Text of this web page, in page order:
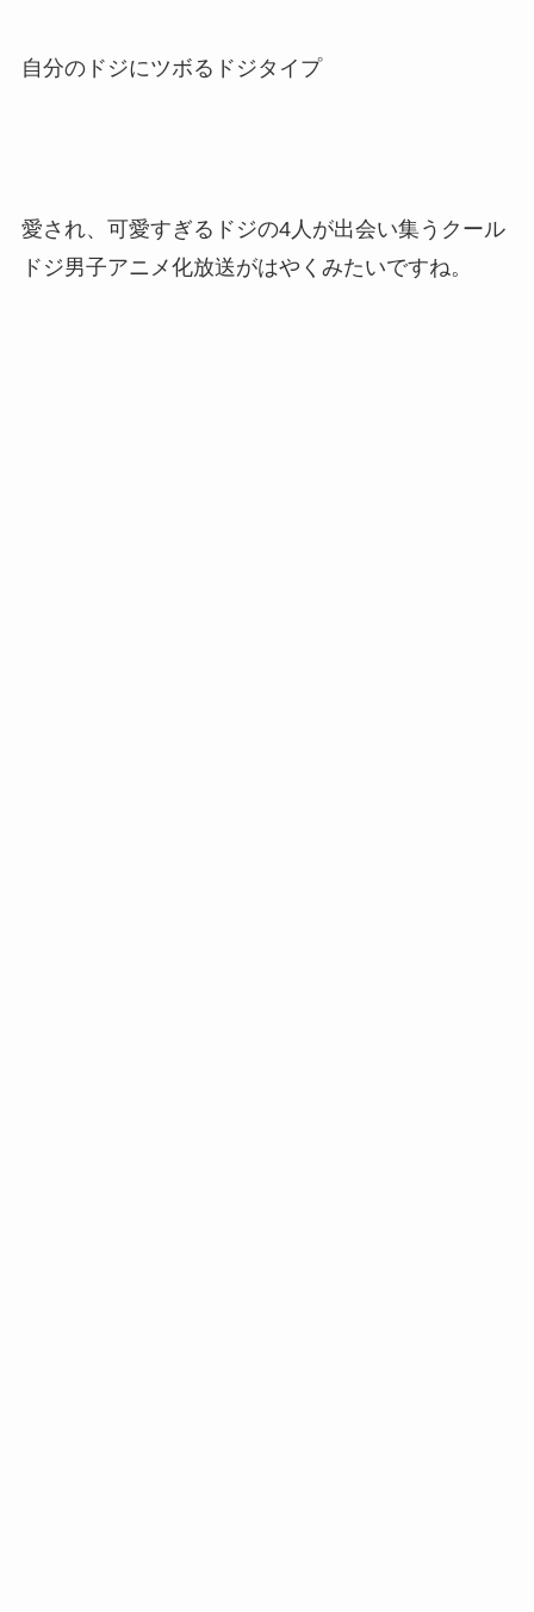
自分のドジにツボるドジタイプ
愛され、可愛すぎるドジの4人が出会い集うクール
ドジ男子アニメ化放送がはやくみたいですね。